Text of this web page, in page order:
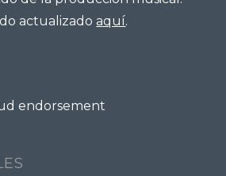
actualizadoaquí.
endorsement